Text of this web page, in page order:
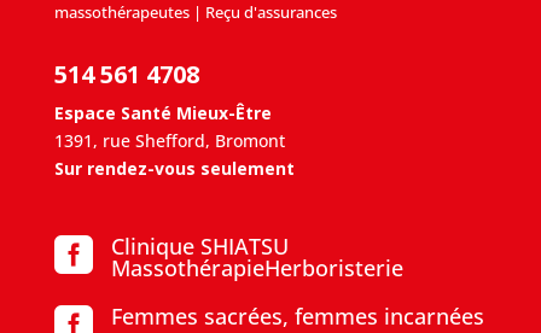
massothérapeutes | Reçu d'assurances
514 561 4708
Espace Santé Mieux-Être
1391, rue Shefford, Bromont
Sur rendez-vous seulement
 Clinique SHIATSU
MassothérapieHerboristerie
 Femmes sacrées, femmes incarnées